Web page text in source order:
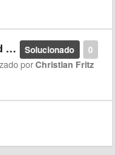
0
Solucionado
porChristian Fritz